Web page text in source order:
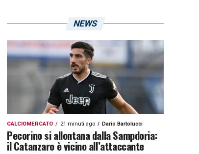
NEWS
CALCIOMERCATO 21 minuti ago Dario Bartolucci
Pecorino si allontana dalla Sampdoria:
il Catanzaro è vicino all’attaccante